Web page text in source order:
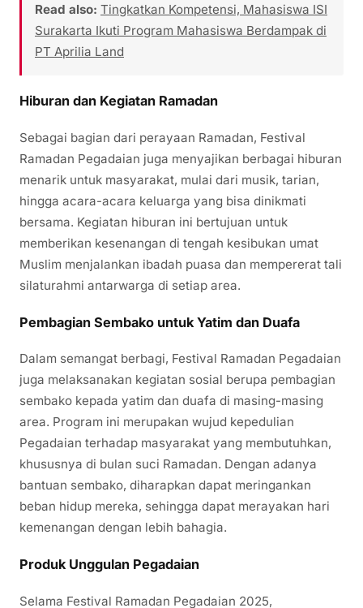
Read also: Tingkatkan Kompetensi, Mahasiswa ISI
Surakarta Ikuti Program Mahasiswa Berdampak di
PT Aprilia Land
Hiburan dan Kegiatan Ramadan
Sebagai bagian dari perayaan Ramadan, Festival
Ramadan Pegadaian juga menyajikan berbagai hiburan
menarik untuk masyarakat, mulai dari musik, tarian,
hingga acara-acara keluarga yang bisa dinikmati
bersama. Kegiatan hiburan ini bertujuan untuk
memberikan kesenangan di tengah kesibukan umat
Muslim menjalankan ibadah puasa dan mempererat tali
silaturahmi antarwarga di setiap area.
Pembagian Sembako untuk Yatim dan Duafa
Dalam semangat berbagi, Festival Ramadan Pegadaian
juga melaksanakan kegiatan sosial berupa pembagian
sembako kepada yatim dan duafa di masing-masing
area. Program ini merupakan wujud kepedulian
Pegadaian terhadap masyarakat yang membutuhkan,
khususnya di bulan suci Ramadan. Dengan adanya
bantuan sembako, diharapkan dapat meringankan
beban hidup mereka, sehingga dapat merayakan hari
kemenangan dengan lebih bahagia.
Produk Unggulan Pegadaian
Selama Festival Ramadan Pegadaian 2025,